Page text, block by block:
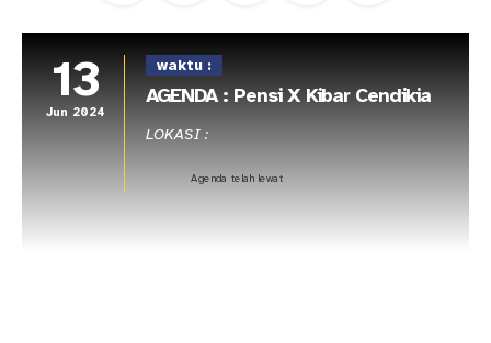
Pindah Sekolah
13
Jun 2024
waktu :
AGENDA : Pensi X Kibar Cendikia
LOKASI :
Agenda telah lewat